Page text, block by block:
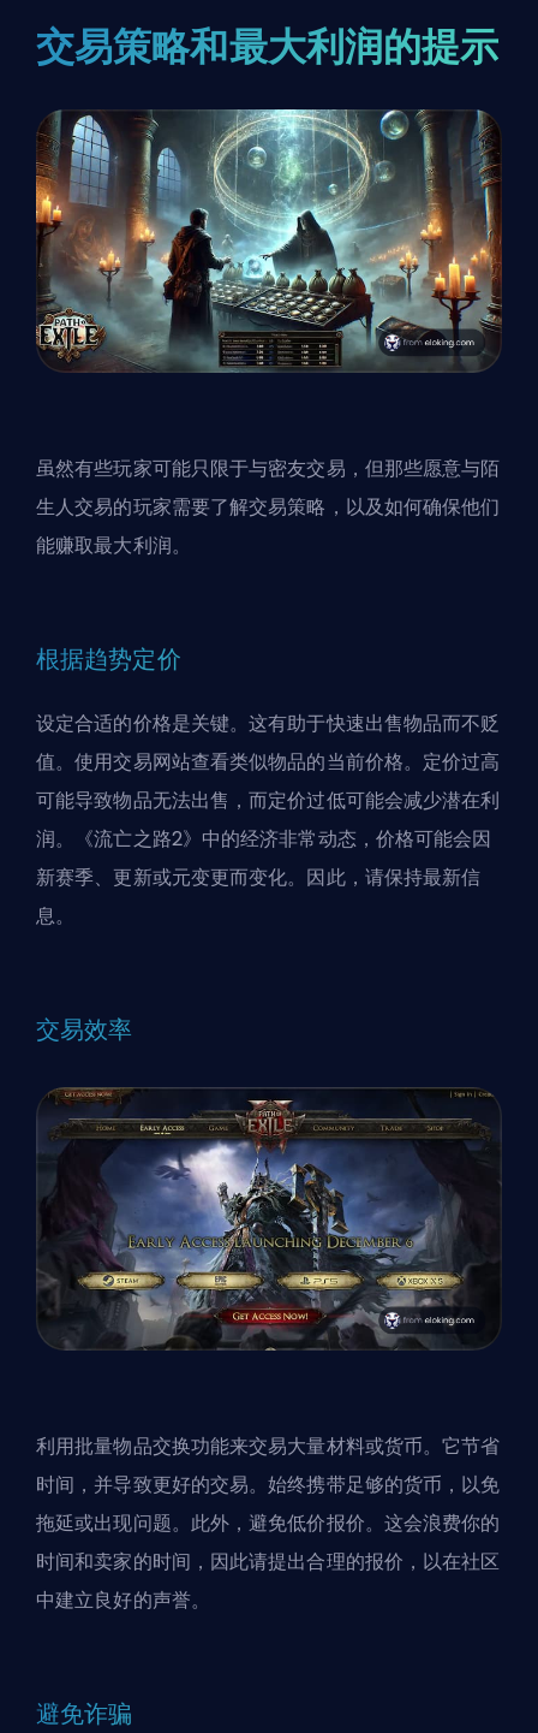
交易策略和最大利润的提示
虽然有些玩家可能只限于与密友交易，但那些愿意与陌
生人交易的玩家需要了解交易策略，以及如何确保他们
能赚取最大利润。
根据趋势定价
设定合适的价格是关键。这有助于快速出售物品而不贬
值。使用交易网站查看类似物品的当前价格。定价过高
可能导致物品无法出售，而定价过低可能会减少潜在利
润。《流亡之路2》中的经济非常动态，价格可能会因
新赛季、更新或元变更而变化。因此，请保持最新信
息。
交易效率
利用批量物品交换功能来交易大量材料或货币。它节省
时间，并导致更好的交易。始终携带足够的货币，以免
拖延或出现问题。此外，避免低价报价。这会浪费你的
时间和卖家的时间，因此请提出合理的报价，以在社区
中建立良好的声誉。
避免诈骗